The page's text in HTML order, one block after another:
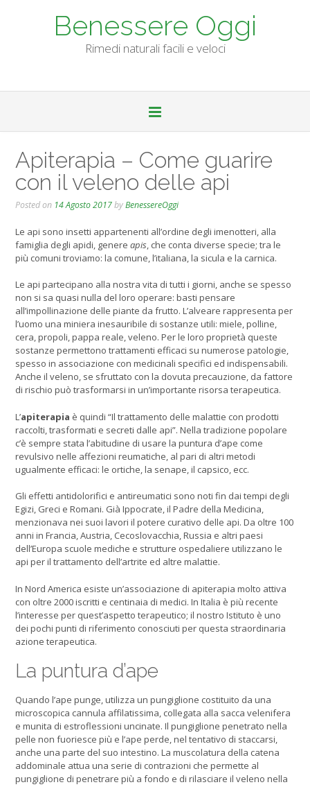
Benessere Oggi
Rimedi naturali facili e veloci
Apiterapia – Come guarire
con il veleno delle api
Posted on 14 Agosto 2017byBenessereOggi
Le api sono insetti appartenenti all’ordine degli imenotteri, alla
famiglia degli apidi, genere apis , che conta diverse specie; tra le
più comuni troviamo: la comune, l’italiana, la sicula e la carnica.
Le api partecipano alla nostra vita di tutti i giorni, anche se spesso
non si sa quasi nulla del loro operare: basti pensare
all’impollinazione delle piante da frutto. L’alveare rappresenta per
l’uomo una miniera inesauribile di sostanze utili: miele, polline,
cera, propoli, pappa reale, veleno. Per le loro proprietà queste
sostanze permettono trattamenti efficaci su numerose patologie,
spesso in associazione con medicinali specifici ed indispensabili.
Anche il veleno, se sfruttato con la dovuta precauzione, da fattore
di rischio può trasformarsi in un’importante risorsa terapeutica.
L’apiterapia è quindi “Il trattamento delle malattie con prodotti
raccolti, trasformati e secreti dalle api”. Nella tradizione popolare
c’è sempre stata l’abitudine di usare la puntura d’ape come
revulsivo nelle affezioni reumatiche, al pari di altri metodi
ugualmente efficaci: le ortiche, la senape, il capsico, ecc.
Gli effetti antidolorifici e antireumatici sono noti fin dai tempi degli
Egizi, Greci e Romani. Già Ippocrate, il Padre della Medicina,
menzionava nei suoi lavori il potere curativo delle api. Da oltre 100
anni in Francia, Austria, Cecoslovacchia, Russia e altri paesi
dell’Europa scuole mediche e strutture ospedaliere utilizzano le
api per il trattamento dell’artrite ed altre malattie.
In Nord America esiste un’associazione di apiterapia molto attiva
con oltre 2000 iscritti e centinaia di medici. In Italia è più recente
l’interesse per quest’aspetto terapeutico; il nostro Istituto è uno
dei pochi punti di riferimento conosciuti per questa straordinaria
azione terapeutica.
La puntura d’ape
Quando l’ape punge, utilizza un pungiglione costituito da una
microscopica cannula affilatissima, collegata alla sacca velenifera
e munita di estroflessioni uncinate. Il pungiglione penetrato nella
pelle non fuoriesce più e l’ape perde, nel tentativo di staccarsi,
anche una parte del suo intestino. La muscolatura della catena
addominale attua una serie di contrazioni che permette al
pungiglione di penetrare più a fondo e di rilasciare il veleno nella